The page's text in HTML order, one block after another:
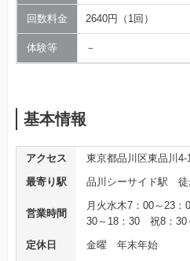
回数料金 2640円（1回）
体験等 －
基本情報
アクセス
東京都品川区東品川4-
最寄り駅
品川シーサイド駅 徒
営業時間
月火水木7：00～23
30～18：30 祝8：30
定休日
金曜 年末年始